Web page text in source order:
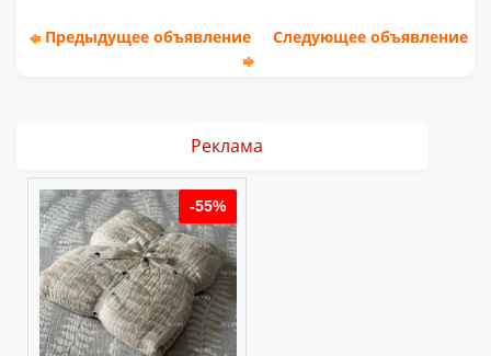
Предыдущее объявление Следующее объявление
Реклама
-55%